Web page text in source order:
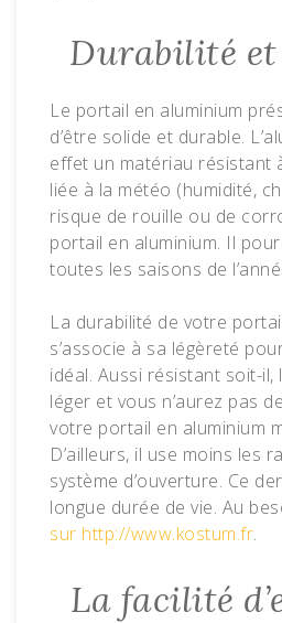
Durabilité et
Le portail en aluminium
d’être solide et durable.
effet un matériau résistant
liée à la météo (humidité,
risque de rouille ou de
portail en aluminium. Il
toutes les saisons de
La durabilité de votre
s’associe à sa légèreté
idéal. Aussi résistant soit-il,
léger et vous n’aurez pas
votre portail en aluminium
D’ailleurs, il use moins les
système d’ouverture. Ce
longue durée de vie. Au
sur http://www.kostum.fr.
La facilité